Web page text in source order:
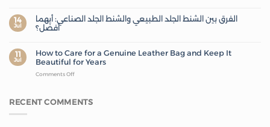
14
Jul
الفرق بين الشنط الجلد الطبيعي والشنط الجلد الصناعي: أيهما
أفضل؟
11
Jul
How to Care for a Genuine Leather Bag and Keep It
Beautiful for Years
Comments Off
RECENT COMMENTS